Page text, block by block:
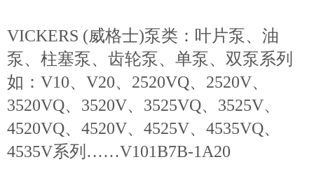
VICKERS (威格士)泵类：叶片泵、油
泵、柱塞泵、齿轮泵、单泵、双泵系列
如：V10、V20、2520VQ、2520V、
3520VQ、3520V、3525VQ、3525V、
4520VQ、4520V、4525V、4535VQ、
4535V系列……V101B7B-1A20